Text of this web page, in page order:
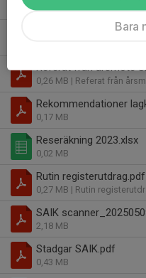
0,25 MB
Policy användandet av
Referat från årsmöte
0,26 MB | Referat från
Rekommendationer
0,17 MB
Reseräkning 2023.xlsx
0,02 MB
Rutin registerutdrag.pdf
0,27 MB | Rutin
SAIK
2,18 MB
Stadgar SAIK.pdf
0,43 MB
Bara